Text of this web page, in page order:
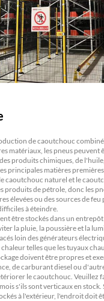
de caoutchouc
matériaux, les pneus peuvent
produits chimiques, de
principales matières
caoutchouc naturel et le
produits de pétrole, donc les
élevées ou des sources de
à éteindre.
être stockés dans un
la pluie, la poussière et la
loin des générateurs
telles que les tuyaux
doivent être propres et
de carburant diesel ou
le caoutchouc. Veuillez
s'ils sont verticaux en stock.
à l'extérieur, l'endroit doit